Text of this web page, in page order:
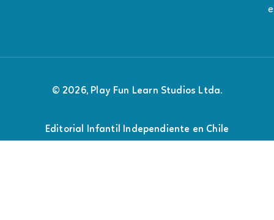
© 2026, Play Fun Learn Studios Ltda.
Editorial Infantil Independiente en Chile